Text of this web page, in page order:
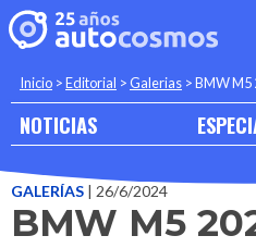
Inicio >Editorial >Galerias >BMW M5
NOTICIAS
GALERÍAS | 26/6/2024
BMW M5